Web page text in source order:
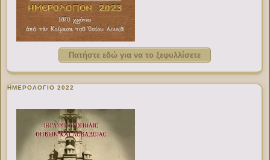
Πατήστε εδώ για να το ξεφυλλίσετε
ΗΜΕΡΟΛΟΓΙΟ 2022